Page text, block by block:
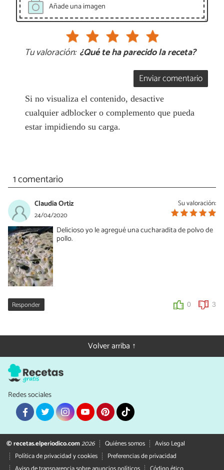
Añade una imagen
Tu valoración: ¿Qué te ha parecido la receta?
Enviar comentario
Si no visualiza el contenido, desactive
cualquier adblocker o complemento que pueda
estar impidiendo su carga.
1 comentario
Su valoración:
Claudia Ortiz
24/04/2020
Delicioso yo le agregué una cucharadita de polvo de
pollo.
Responder 0 3
Volver arriba ↑
Redes sociales
© recetas.elperiodico.com2026 Quiénes somos
Aviso Legal
Política de privacidad y cookies
Preferencias de privacidad